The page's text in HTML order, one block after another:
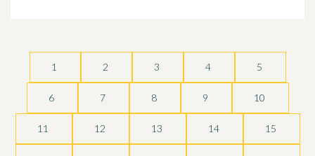
1 2 3 4 5
6 7 8 9 10
11 12 13 14 15